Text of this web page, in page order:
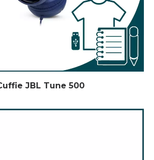
JBL Tune 500